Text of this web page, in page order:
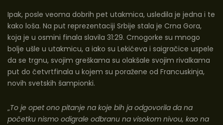
Ipak, posle veoma dobrih pet utakmica, usledila je jedna i te
kako loša. Na put reprezentaciji Srbije stala je Crna Gora,
koja je u osmini finala slavila 31:29. Crnogorke su mnogo
bolje ušle u utakmicu, a iako su Lekićeva i saigračice uspele
da se trgnu, svojim greškama su olakšale svojim rivalkama
put do četvrtfinala u kojem su poražene od Francuskinja,
novih svetskih šampionki.
„To je opet ono pitanje na koje bih ja odgovorila da na
početku nismo odigrale odbranu na visokom nivou, kao na